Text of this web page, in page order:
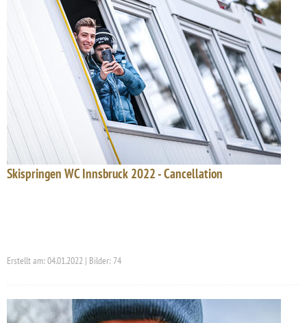
Skispringen WC Innsbruck 2022 - Cancellation
Erstellt am: 04.01.2022 | Bilder: 74